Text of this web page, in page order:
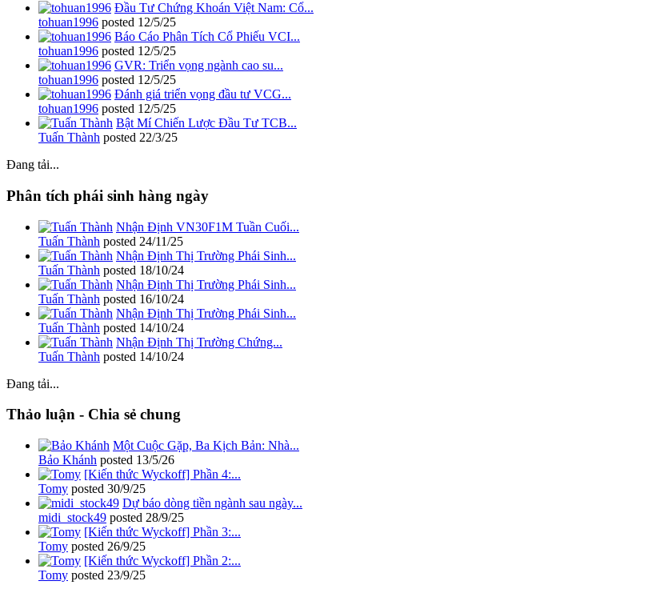
Đầu Tư Chứng Khoán Việt Nam: Cổ...
tohuan1996 posted 12/5/25
Báo Cáo Phân Tích Cổ Phiếu VCI...
tohuan1996 posted 12/5/25
GVR: Triển vọng ngành cao su...
tohuan1996 posted 12/5/25
Đánh giá triển vọng đầu tư VCG...
tohuan1996 posted 12/5/25
Bật Mí Chiến Lược Đầu Tư TCB...
Tuấn Thành posted 22/3/25
Đang tải...
Phân tích phái sinh hàng ngày
Nhận Định VN30F1M Tuần Cuối...
Tuấn Thành posted 24/11/25
Nhận Định Thị Trường Phái Sinh...
Tuấn Thành posted 18/10/24
Nhận Định Thị Trường Phái Sinh...
Tuấn Thành posted 16/10/24
Nhận Định Thị Trường Phái Sinh...
Tuấn Thành posted 14/10/24
Nhận Định Thị Trường Chứng...
Tuấn Thành posted 14/10/24
Đang tải...
Thảo luận - Chia sẻ chung
Một Cuộc Gặp, Ba Kịch Bản: Nhà...
Bảo Khánh posted 13/5/26
[Kiến thức Wyckoff] Phần 4:...
Tomy posted 30/9/25
Dự báo dòng tiền ngành sau ngày...
midi_stock49 posted 28/9/25
[Kiến thức Wyckoff] Phần 3:...
Tomy posted 26/9/25
[Kiến thức Wyckoff] Phần 2:...
Tomy posted 23/9/25